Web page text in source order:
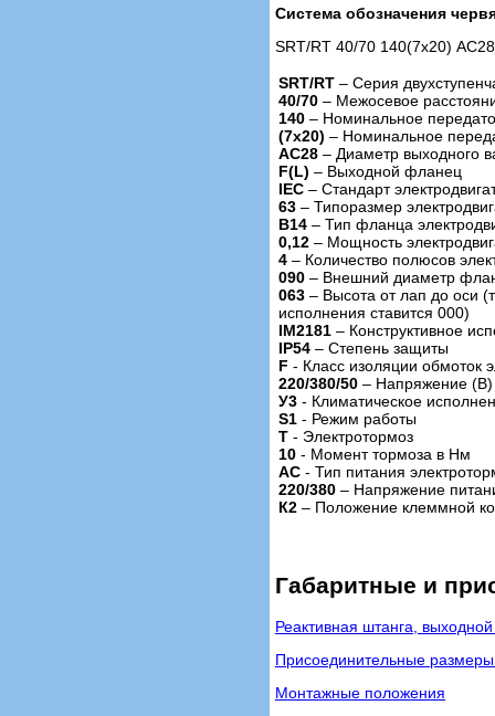
Система обозначения
SRT/RT 40/70 140(7x20)
SRT/RT – Cерия
40/70 – Межосевое
140 – Номинальное
(7x20) – Номинальное
АС28 – Диаметр выходного
F(L) – Выходной фланец
IEC – Стандарт
63 – Типоразмер
B14 – Тип фланца
0,12 – Мощность
4 – Количество полюсов
090 – Внешний диаметр
063 – Высота от лап до оси
исполнения ставится 000)
IM2181 – Конструктивное
IP54 – Степень защиты
F - Класс изоляции обмоток
220/380/50 – Напряжение (В)
У3 - Климатическое
S1 - Режим работы
Т - Электротормоз
10 - Момент тормоза в Нм
АС - Тип питания
220/380 – Напряжение
К2 – Положение клеммной
Габаритные и
Реактивная штанга,
Присоединительные
Монтажные положения